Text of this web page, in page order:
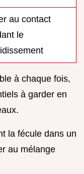
au contact
le
à chaque fois,
à garder en
la fécule dans un
au mélange